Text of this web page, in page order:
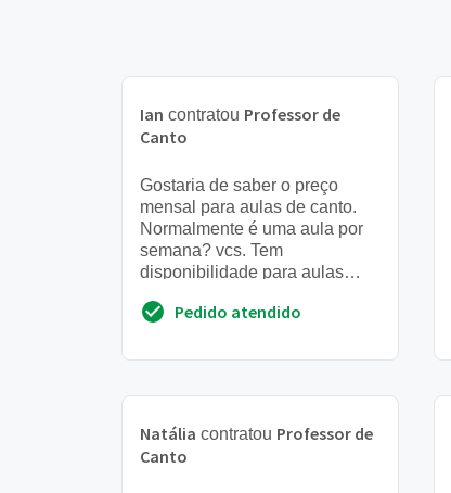
Ian contratou Professor de
Canto
Gostaria de saber o preço
mensal para aulas de canto.
Normalmente é uma aula por
semana? vcs. Tem
disponibilidade para aulas
almoço, tipo 13:00? e sábado
Pedido atendido
Natália contratou Professor de
Canto